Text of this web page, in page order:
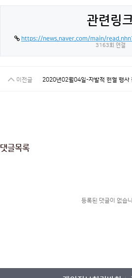
관련링
https://news.naver.com/main/
3163회 연결
이전글 2020년02월04일-자발적 헌혈 행사
댓글목록
등록된 댓글이 없습